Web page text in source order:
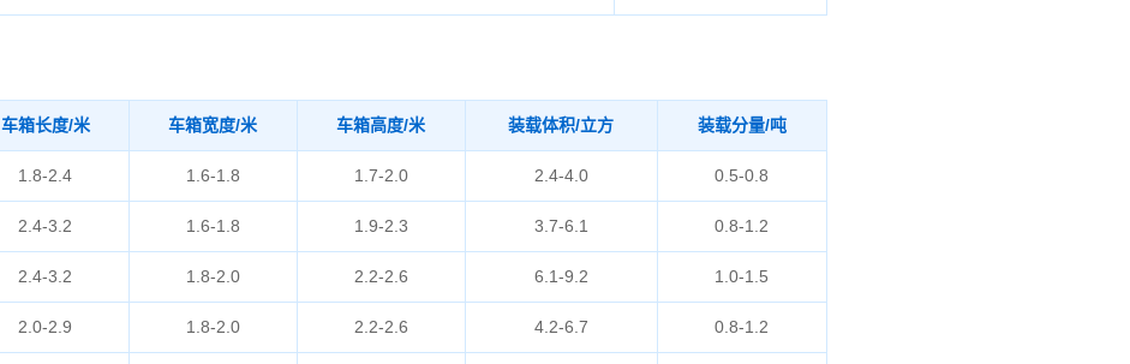
车箱长度/米 车箱宽度/米 车箱高度/米 装载体积/立方 装载分量/吨
1.8-2.4 1.6-1.8 1.7-2.0 2.4-4.0 0.5-0.8
2.4-3.2 1.6-1.8 1.9-2.3 3.7-6.1 0.8-1.2
2.4-3.2 1.8-2.0 2.2-2.6 6.1-9.2 1.0-1.5
2.0-2.9 1.8-2.0 2.2-2.6 4.2-6.7 0.8-1.2